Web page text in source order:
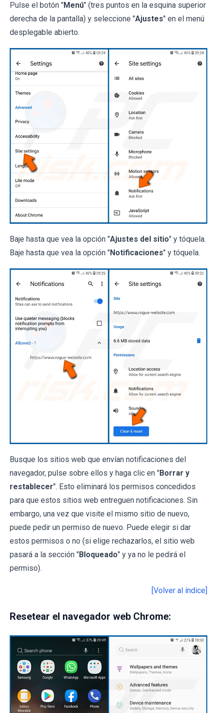
Pulse el botón "Menú" (tres puntos en la esquina superior
derecha de la pantalla) y seleccione "Ajustes" en el menú
desplegable abierto.
Baje hasta que vea la opción "Ajustes del sitio" y tóquela.
Baje hasta que vea la opción "Notificaciones" y tóquela.
Busque los sitios web que envían notificaciones del
navegador, pulse sobre ellos y haga clic en "Borrar y
restablecer". Esto eliminará los permisos concedidos
para que estos sitios web entreguen notificaciones. Sin
embargo, una vez que visite el mismo sitio de nuevo,
puede pedir un permiso de nuevo. Puede elegir si dar
estos permisos o no (si elige rechazarlos, el sitio web
pasará a la sección "Bloqueado" y ya no le pedirá el
permiso).
[Volver al índice]
Resetear el navegador web Chrome: